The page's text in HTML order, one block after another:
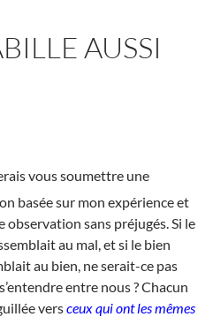
AUSSI
vous soumettre une
basée sur mon expérience et
observation sans préjugés. Si le
au mal, et si le bien
au bien, ne serait-ce pas
entre nous ? Chacun
versceux qui ont les mêmes